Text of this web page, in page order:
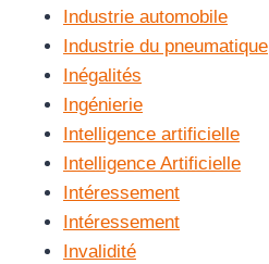
Industrie automobile
Industrie du pneumatique
Inégalités
Ingénierie
Intelligence artificielle
Intelligence Artificielle
Intéressement
Intéressement
Invalidité